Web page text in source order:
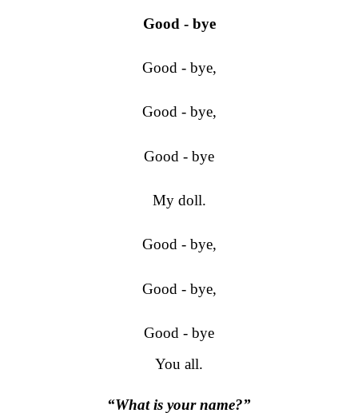
Good - bye
Good - bye,
Good - bye,
Good - bye
My doll.
Good - bye,
Good - bye,
Good - bye
You all.
“What is your name?”